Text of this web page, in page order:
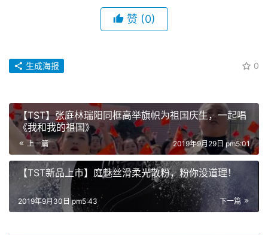
赞 (0)
0
生成海报
【TST】张庭林瑞阳同框高举旗帜为祖国庆生，一起唱
《我和我的祖国》
上一篇 2019年9月29日 pm5:01
【TST新品上市】庭魅丝滑柔光散粉，粉你没道理！
下一篇
2019年9月30日 pm5:43